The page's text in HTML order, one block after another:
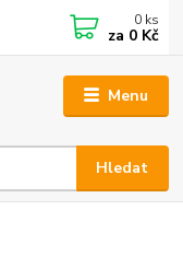
Menu
Hledat
0 ks
za 0 Kč